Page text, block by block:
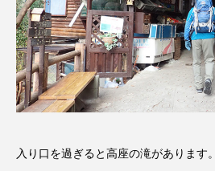
7月 accototo BAD
CONCLAVE CROSSING
DEPARTURES FACES
入り口を過ぎると高座の滝があります。